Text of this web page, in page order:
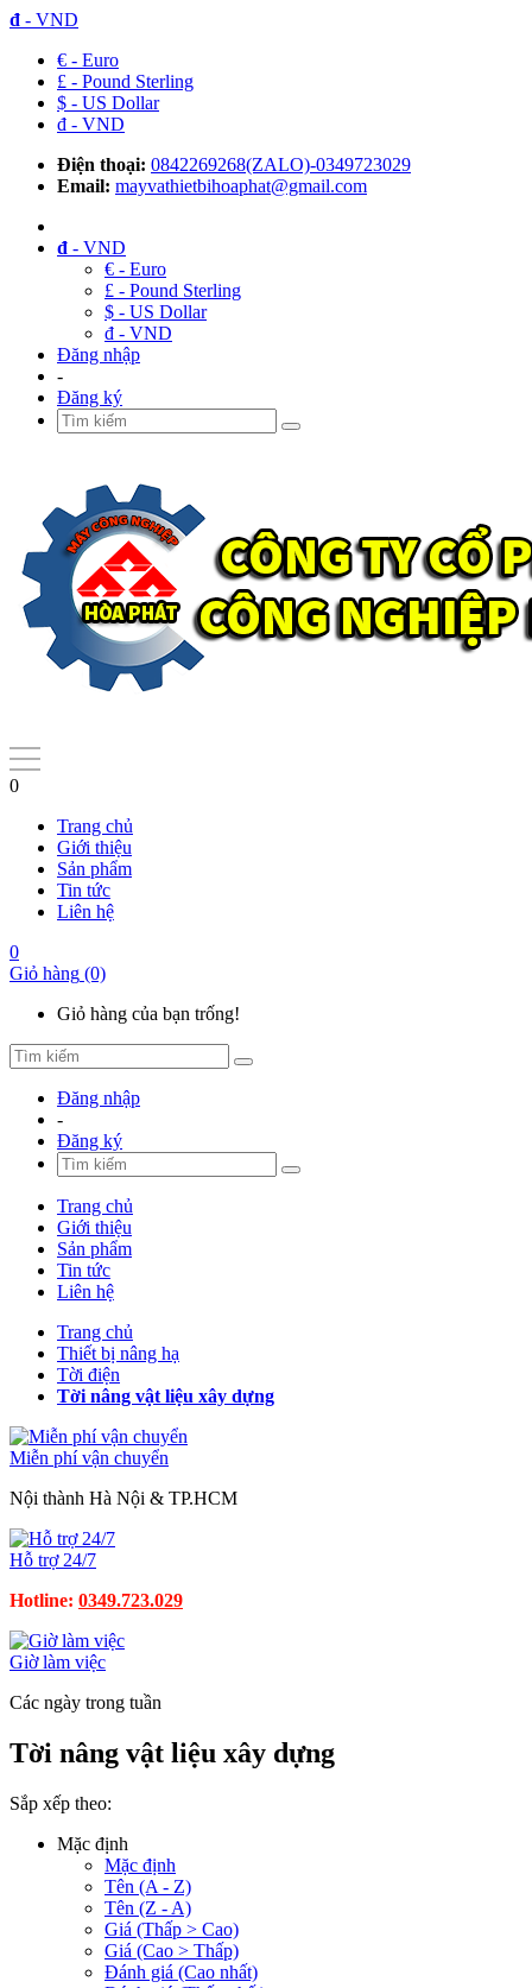
đ - VND
€ - Euro
£ - Pound Sterling
$ - US Dollar
đ - VND
Điện thoại: 0842269268(ZALO)-0349723029
Email: mayvathietbihoaphat@gmail.com
đ - VND
€ - Euro
£ - Pound Sterling
$ - US Dollar
đ - VND
Đăng nhập
-
Đăng ký
0
Trang chủ
Giới thiệu
Sản phẩm
Tin tức
Liên hệ
0
Giỏ hàng (0)
Giỏ hàng của bạn trống!
Đăng nhập
-
Đăng ký
Trang chủ
Giới thiệu
Sản phẩm
Tin tức
Liên hệ
Trang chủ
Thiết bị nâng hạ
Tời điện
Tời nâng vật liệu xây dựng
Miễn phí vận chuyển
Nội thành Hà Nội & TP.HCM
Hỗ trợ 24/7
Hotline: 0349.723.029
Giờ làm việc
Các ngày trong tuần
Tời nâng vật liệu xây dựng
Sắp xếp theo:
Mặc định
Mặc định
Tên (A - Z)
Tên (Z - A)
Giá (Thấp > Cao)
Giá (Cao > Thấp)
Đánh giá (Cao nhất)